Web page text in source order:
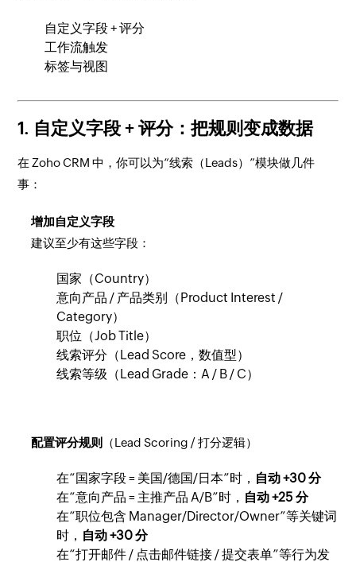
自定义字段 + 评分
工作流触发
标签与视图
1. 自定义字段 + 评分：把规则变成数据
在 Zoho CRM 中，你可以为“线索（Leads）”模块做几件
事：
增加自定义字段
建议至少有这些字段：
国家（Country）
意向产品 / 产品类别（Product Interest /
Category）
职位（Job Title）
线索评分（Lead Score，数值型）
线索等级（Lead Grade：A / B / C）
配置评分规则 （Lead Scoring / 打分逻辑）
在“国家字段 = 美国/德国/日本”时， 自动 +30 分
在“意向产品 = 主推产品 A/B”时， 自动 +25 分
在“职位包含 Manager/Director/Owner”等关键词
时， 自动 +30 分
在“打开邮件 / 点击邮件链接 / 提交表单”等行为发